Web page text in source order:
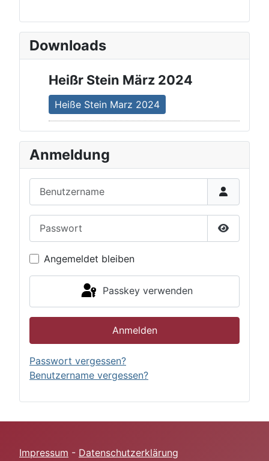
Downloads
Heißr Stein März 2024
Heiße Stein Marz 2024
Anmeldung
Passwort
Angemeldet bleiben
Passkey verwenden
Anmelden
Passwort vergessen?
Benutzername vergessen?
Impressum - Datenschutzerklärung